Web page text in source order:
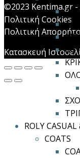
ROLY CASUAL
COATS
©2023 Kentima.gr -
Πολιτική Cookies
Πολιτική
Κατασκευή